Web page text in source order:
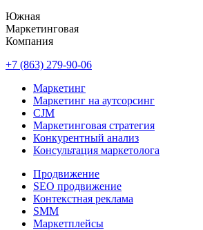
Южная
Маркетинговая
Компания
+7 (863) 279-90-06
Маркетинг
Маркетинг на аутсорсинг
CJM
Маркетинговая стратегия
Конкурентный анализ
Консультация маркетолога
Продвижение
SEO продвижение
Контекстная реклама
SMM
Маркетплейсы